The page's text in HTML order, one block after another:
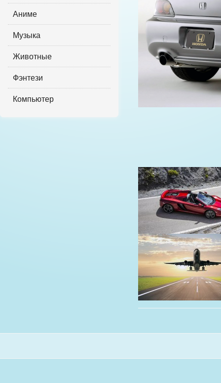
Аниме
Музыка
Животные
Фэнтези
Компьютер